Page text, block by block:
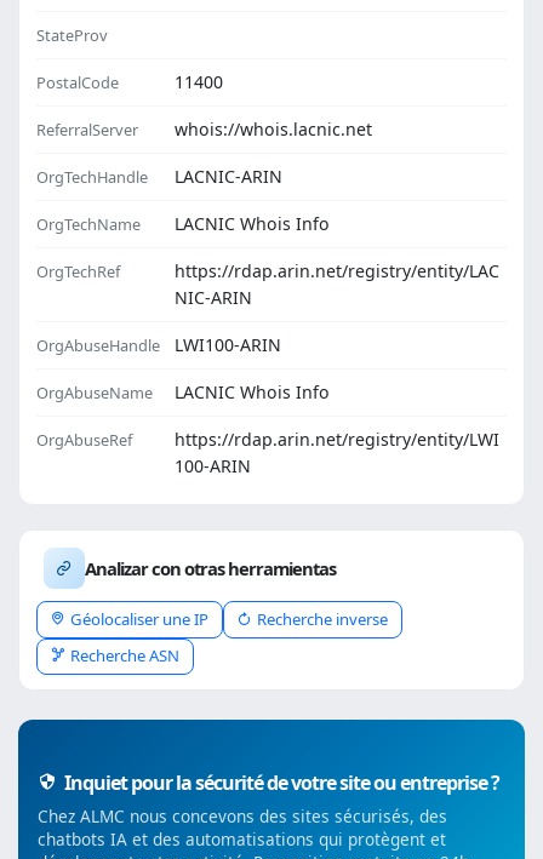
StateProv
PostalCode 11400
ReferralServer whois://whois.lacnic.net
OrgTechHandle LACNIC-ARIN
OrgTechName LACNIC Whois Info
OrgTechRef
https://rdap.arin.net/registry/entity/LAC
NIC-ARIN
OrgAbuseHandle LWI100-ARIN
OrgAbuseName LACNIC Whois Info
OrgAbuseRef
https://rdap.arin.net/registry/entity/LWI
100-ARIN
Analizar con otras herramientas
Géolocaliser une IP
Recherche inverse
Recherche ASN
Inquiet pour la sécurité de votre site ou entreprise ?
Chez ALMC nous concevons des sites sécurisés, des
chatbots IA et des automatisations qui protègent et